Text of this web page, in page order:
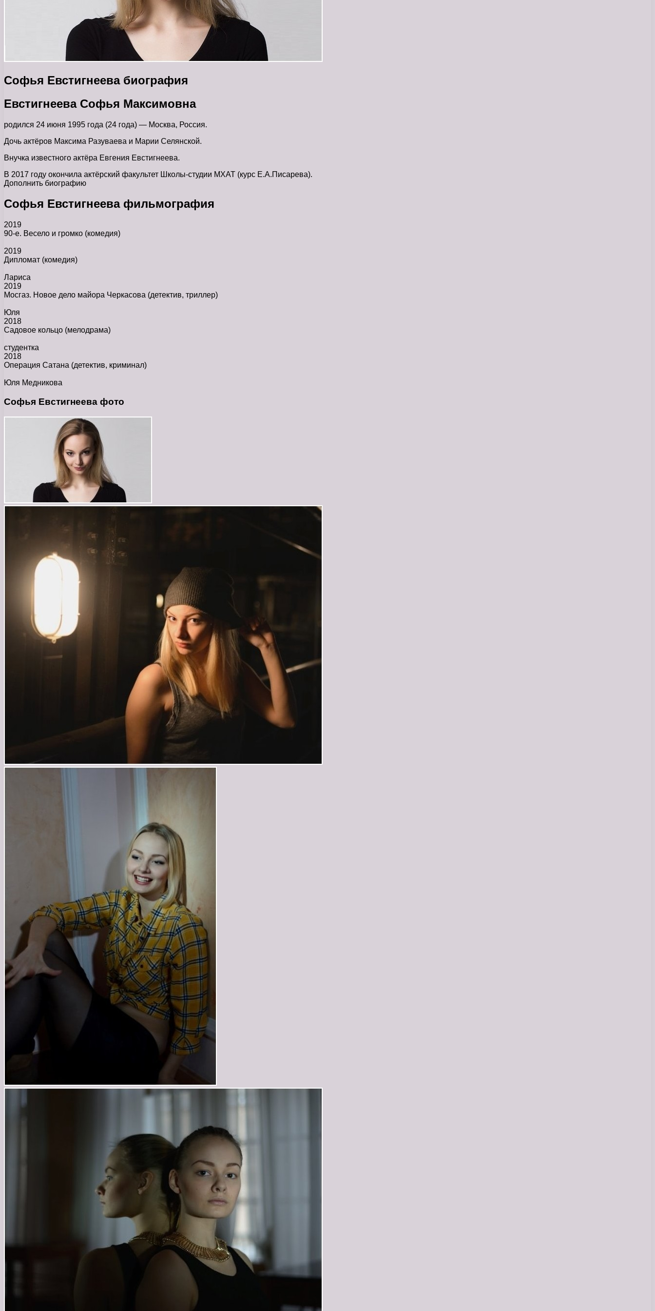
Софья Евстигнеева биография
Евстигнеева Софья Максимовна
родился 24 июня 1995 года (24 года) — Москва, Россия.
Дочь актёров Максима Разуваева и Марии Селянской.
Внучка известного актёра Евгения Евстигнеева.
В 2017 году окончила актёрский факультет Школы-студии МХАТ (курс Е.А.Писарева).
Дополнить биографию
Софья Евстигнеева фильмография
2019
90-е. Весело и громко (комедия)
2019
Дипломат (комедия)
Лариса
2019
Мосгаз. Новое дело майора Черкасова (детектив, триллер)
Юля
2018
Садовое кольцо (мелодрама)
студентка
2018
Операция Сатана (детектив, криминал)
Юля Медникова
Софья Евстигнеева фото